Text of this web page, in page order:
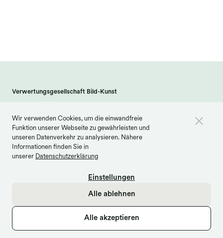
Verwertungsgesellschaft Bild-Kunst
info@bildkunst.de·Telefon 0228 979 20 -600
Impressum Datenschutz
Barrierefreiheit Cookie Einstellungen
Wir verwenden Cookies, um die einwandfreie
Funktion unserer Webseite zu gewährleisten und
unseren Datenverkehr zu analysieren. Nähere
Informationen finden Sie in
unserer Datenschutzerklärung
Einstellungen
Alle ablehnen
Alle akzeptieren